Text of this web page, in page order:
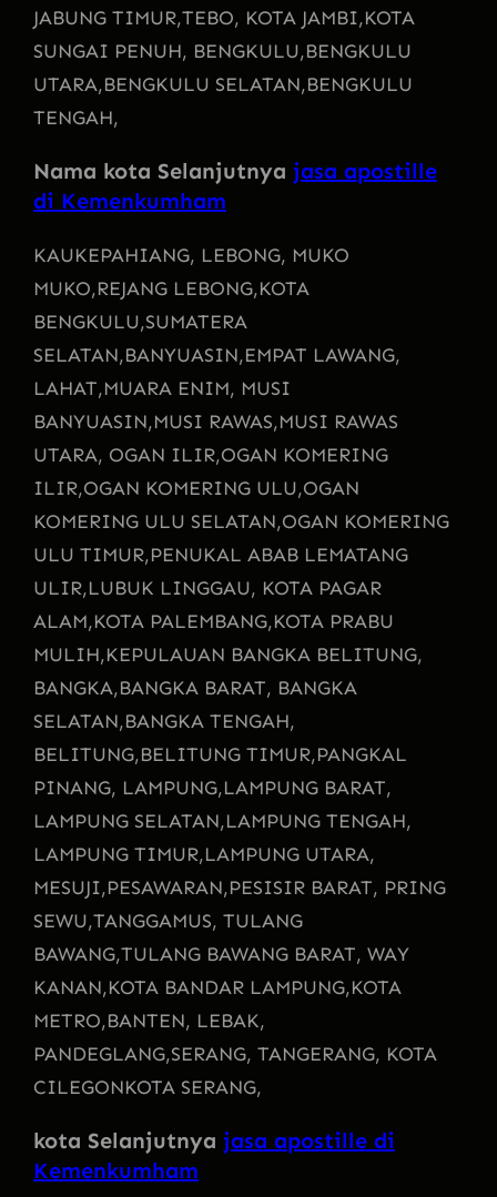
JABUNG TIMUR,TEBO, KOTA JAMBI,KOTA
SUNGAI PENUH, BENGKULU,BENGKULU
UTARA,BENGKULU SELATAN,BENGKULU
TENGAH,
Nama kota Selanjutnya jasa apostille
di Kemenkumham
KAUKEPAHIANG, LEBONG, MUKO
MUKO,REJANG LEBONG,KOTA
BENGKULU,SUMATERA
SELATAN,BANYUASIN,EMPAT LAWANG,
LAHAT,MUARA ENIM, MUSI
BANYUASIN,MUSI RAWAS,MUSI RAWAS
UTARA, OGAN ILIR,OGAN KOMERING
ILIR,OGAN KOMERING ULU,OGAN
KOMERING ULU SELATAN,OGAN KOMERING
ULU TIMUR,PENUKAL ABAB LEMATANG
ULIR,LUBUK LINGGAU, KOTA PAGAR
ALAM,KOTA PALEMBANG,KOTA PRABU
MULIH,KEPULAUAN BANGKA BELITUNG,
BANGKA,BANGKA BARAT, BANGKA
SELATAN,BANGKA TENGAH,
BELITUNG,BELITUNG TIMUR,PANGKAL
PINANG, LAMPUNG,LAMPUNG BARAT,
LAMPUNG SELATAN,LAMPUNG TENGAH,
LAMPUNG TIMUR,LAMPUNG UTARA,
MESUJI,PESAWARAN,PESISIR BARAT, PRING
SEWU,TANGGAMUS, TULANG
BAWANG,TULANG BAWANG BARAT, WAY
KANAN,KOTA BANDAR LAMPUNG,KOTA
METRO,BANTEN, LEBAK,
PANDEGLANG,SERANG, TANGERANG, KOTA
CILEGONKOTA SERANG,
kota Selanjutnya jasa apostille di
Kemenkumham